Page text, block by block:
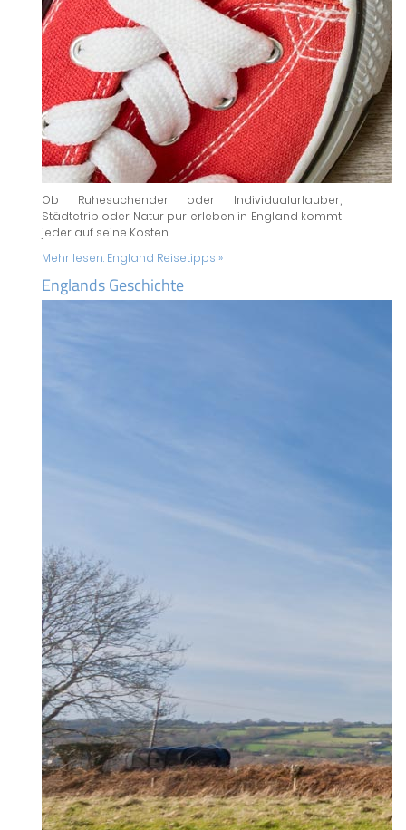
Ob Ruhesuchender oder Individualurlauber,
Städtetrip oder Natur pur erleben in England kommt
jeder auf seine Kosten.
Mehr lesen: England Reisetipps »
Englands Geschichte